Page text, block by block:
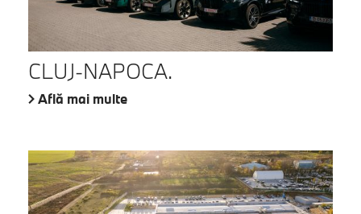
CLUJ-NAPOCA.
Află mai multe